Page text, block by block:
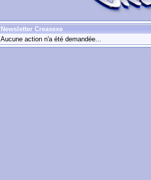
Newsletter Creasexe
Aucune action n'a été demandée...